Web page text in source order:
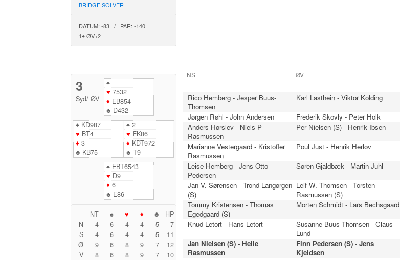
BRIDGE SOLVER
DATUM: -83 / PAR: -140
1♠ ØV+2
3
Syd/ØV
♠
♥ 7532
♦ EB854
♣ D432
♠ KD987
♥ BT4
♦ 3
♣ KB75
♠2
♥ EK86
♦ KDT972
♣ T9
♠EBT6543
♥ D9
♦ 6
♣ E86
NT ♠ ♥ ♦ ♣
HP
N
4 6 4 4 5
7
S
4 6 4 4 5
11
Ø
9 6 8 9 7
12
V
8 6 8 9 7 10
NS ØV
Rico Hemberg - Jesper Buus-
Thomsen
Karl Lasthein - Viktor Kolding
Jørgen Røhl - John Andersen
Frederik Skovly - Peter Holk
Anders Hørslev - Niels P
Rasmussen
Per Nielsen (S) - Henrik Ibsen
Marianne Vestergaard - Kristoffer
Rasmussen
Poul Just - Henrik Herløv
Leise Hemberg - Jens Otto
Pedersen
Søren Gjaldbæk - Martin Juhl
Jan V. Sørensen - Trond Langørgen
(S)
Leif W. Thomsen - Torsten
Rasmussen (S)
Tommy Kristensen - Thomas
Egedgaard (S)
Morten Schmidt - Lars Bechsgaard
Knud Letort - Hans Letort
Susanne Buus Thomsen - Claus
Lund
Jan Nielsen (S) - Helle
Rasmussen
Finn Pedersen (S) - Jens
Kjeldsen